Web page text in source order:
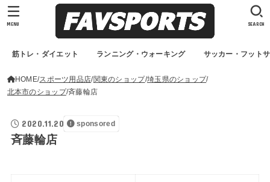
筋トレ・ダイエット ランニング・ウォーキング サッカー・フット
SEARCH
MENU
HOME スポーツ用品店 関東のショップ 埼玉県のショップ
北本市のショップ 斉藤輪店
2020.11.20 sponsored
斉藤輪店